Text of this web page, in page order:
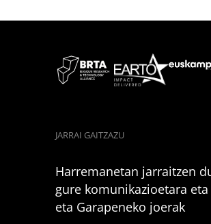
JARRAI GAITZAZU
Harremanetan jarraitzen
gure komunikazioetara
eta Garapeneko joerak